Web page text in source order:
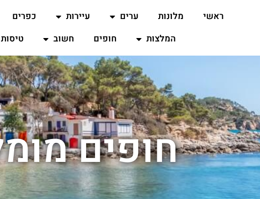
ראשי מלונות ערים עיירות כפרים
המלצות
חופים חשוב טיסות
חופים